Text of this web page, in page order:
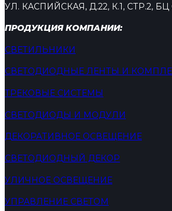
УЛ. КАСПИЙСКАЯ, Д.22, К.1, СТР.2, БЦ
ПРОДУКЦИЯ КОМПАНИИ:
СВЕТИЛЬНИКИ
СВЕТОДИОДНЫЕ ЛЕНТЫ И
ТРЕКОВЫЕ СИСТЕМЫ
СВЕТОДИОДЫ И МОДУЛИ
ДЕКОРАТИВНОЕ ОСВЕЩЕНИЕ
СВЕТОДИОДНЫЙ ДЕКОР
УЛИЧНОЕ ОСВЕЩЕНИЕ
УПРАВЛЕНИЕ СВЕТОМ